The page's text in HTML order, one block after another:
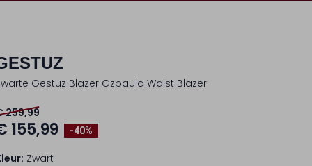
Gestuz Blazer Gzpaula Waist Blazer
-40%
259,99
155,99
Zwart